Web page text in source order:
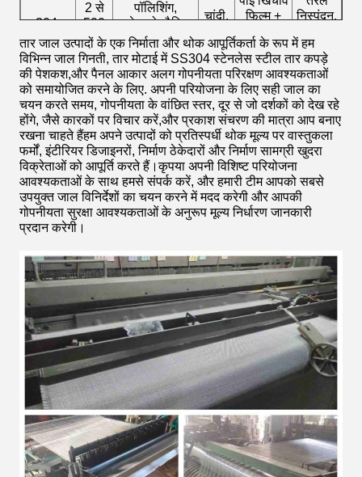
304,
316,316L
2 से
500
जाल
तक
पॉलिशिंग,
इलेक्ट्रोस्टैटिक
पाउडर कोटिंग,
पीवीसी, वायर
ड्रॉइंग पैसिवेशन
चांदी,
ग्रे, हरा
फिल्म +
प्रतिरोधी
क्राफ्ट पेपर
+ पीपी बुना
हुआ बैग
निस्पंदन,
की सुरक्षा,
सजावट
तार जाल उत्पादों के एक निर्माता और थोक आपूर्तिकर्ता के रूप में हम
विभिन्न जाल गिनती, तार मोटाई में SS304 स्टेनलेस स्टील तार कपड़े
की पेशकश,और पैनल आकार अलग गोपनीयता परिरक्षण आवश्यकताओं
को समायोजित करने के लिए. अपनी परियोजना के लिए सही जाल का
चयन करते समय, गोपनीयता के वांछित स्तर, दूर से जो दर्शकों को देख रहे
होंगे, जैसे कारकों पर विचार करें,और प्रकाश संचरण की मात्रा आप बनाए
रखना चाहते हैंहम अपने उत्पादों को प्रतिस्पर्धी थोक मूल्य पर वास्तुकला
फर्मों, इंटीरियर डिजाइनरों, निर्माण ठेकेदारों और निर्माण सामग्री खुदरा
विक्रेताओं को आपूर्ति करते हैं।कृपया अपनी विशिष्ट परियोजना
आवश्यकताओं के साथ हमसे संपर्क करें, और हमारी टीम आपको सबसे
उपयुक्त जाल विनिर्देशों का चयन करने में मदद करेगी और आपकी
गोपनीयता सुरक्षा आवश्यकताओं के अनुरूप मूल्य निर्धारण जानकारी
प्रदान करेगी।